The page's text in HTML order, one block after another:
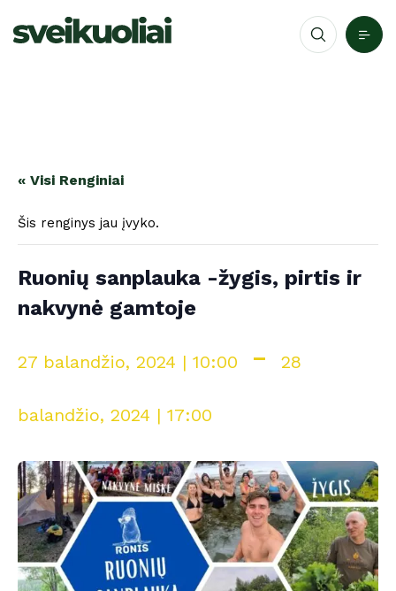
« Visi Renginiai
Šis renginys jau įvyko.
Ruonių sanplauka -žygis, pirtis ir
nakvynė gamtoje
27 balandžio, 2024 | 10:00 - 28
balandžio, 2024 | 17:00